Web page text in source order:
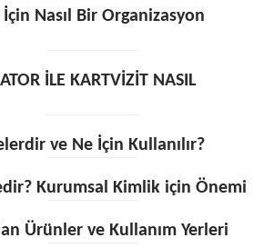
Nasıl Bir Organizasyon
İLE KARTVİZİT NASIL
ve Ne İçin Kullanılır?
Kurumsal Kimlik için Önemi
Ürünler ve Kullanım Yerleri